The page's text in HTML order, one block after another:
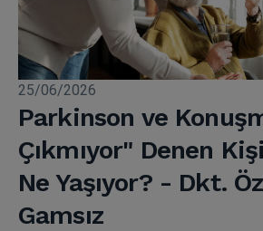
25/06/2026
Parkinson ve
Çıkmıyor" Denen
Ne Yaşıyor? - Dkt.
Gamsız